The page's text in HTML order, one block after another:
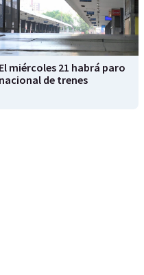
El miércoles 21 habrá paro
nacional de trenes